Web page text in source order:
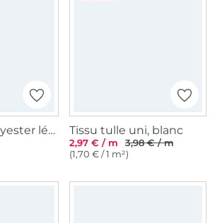
Tissu satin polyester léger uni, jaune d'or Tissu tulle uni, blanc
2,97 € / m
3,98 € / m
(1,70 € / 1 m²)